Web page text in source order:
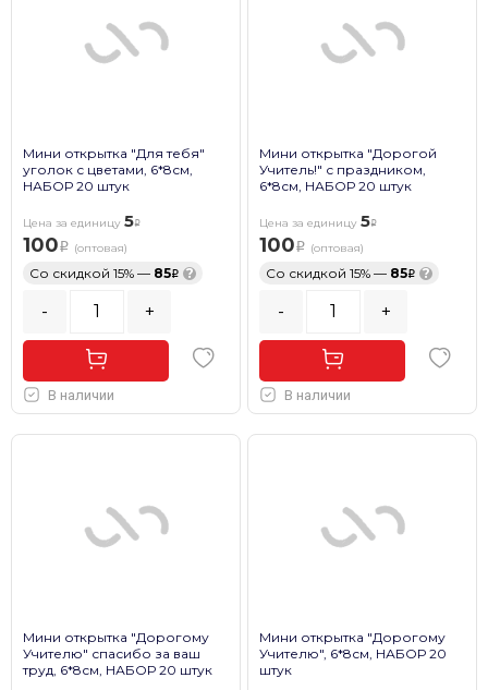
Мини открытка "Для тебя"
уголок с цветами, 6*8см,
НАБОР 20 штук
Цена за единицу 5
100 (оптовая)
Со скидкой 15% — 85 ?
- +
В наличии
Мини открытка "Дорогой
Учитель!" с праздником,
6*8см, НАБОР 20 штук
Цена за единицу 5
100 (оптовая)
Со скидкой 15% — 85 ?
- +
В наличии
Мини открытка "Дорогому
Учителю" спасибо за ваш
труд, 6*8см, НАБОР 20 штук
Мини открытка "Дорогому
Учителю", 6*8см, НАБОР 20
штук